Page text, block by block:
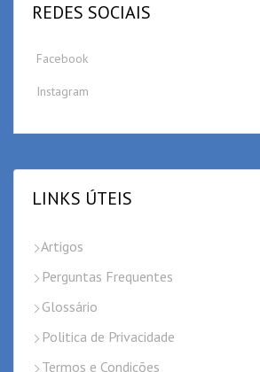
REDES SOCIAIS
Facebook
Instagram
LINKS ÚTEIS
Artigos
Perguntas Frequentes
Glossário
Politica de Privacidade
Termos e Condições